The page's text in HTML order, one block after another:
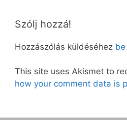
Szólj hozzá!
Hozzászólás küldéséhez
This site uses Akismet to
how your comment data is